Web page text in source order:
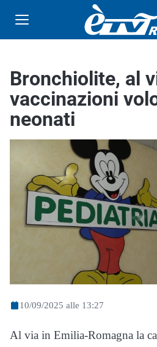
Bronchiolite, al
vaccinazioni
neonati
10/09/2025 alle 13:27
Al via in Emilia-Romagna la